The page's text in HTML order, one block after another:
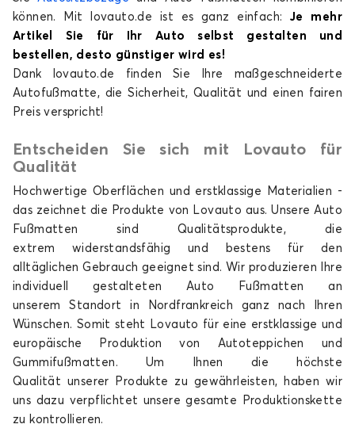
können. Mit lovauto.de ist es ganz einfach: Je mehr
Artikel Sie für Ihr Auto selbst gestalten und
bestellen, desto günstiger wird es!
Dank lovauto.de finden Sie Ihre maßgeschneiderte
Autofußmatte, die Sicherheit, Qualität und einen fairen
Preis verspricht!
Entscheiden Sie sich mit Lovauto für
Qualität
Hochwertige Oberflächen und erstklassige Materialien -
das zeichnet die Produkte von Lovauto aus. Unsere Auto
Fußmatten sind Qualitätsprodukte, die
extrem widerstandsfähig und bestens für den
alltäglichen Gebrauch geeignet sind. Wir produzieren Ihre
individuell gestalteten Auto Fußmatten an
unseremStandort in Nordfrankreich ganz nach Ihren
Wünschen. Somit steht Lovauto für eine erstklassige und
europäische Produktion von Autoteppichen und
Gummifußmatten. Um Ihnen die
höchste
Qualität unserer Produkte zu gewährleisten, haben wir
uns dazu verpflichtet unsere gesamte Produktionskette
zu kontrollieren.